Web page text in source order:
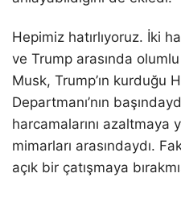
Hepimiz hatırlıyoruz. İki
ve Trump arasında
Musk, Trump’ın kurduğu
Departmanı’nın
harcamalarını azaltmaya
mimarları arasındaydı.
açık bir çatışmaya